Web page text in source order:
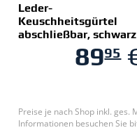
Leder-
Keuschheitsgürtel
abschließbar, schwarz
8995
Preise je nach Shop inkl. ges.
Informationen besuchen Sie